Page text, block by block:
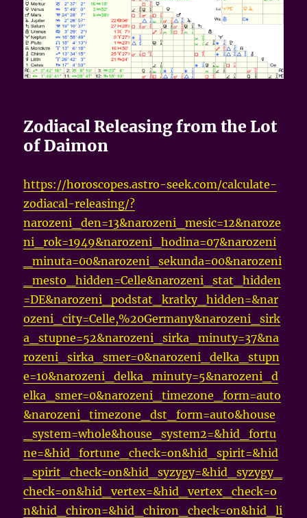
Zodiacal Releasing from the Lot
of Daimon
https://horoscopes.astro-seek.com/calculate-
zodiacal-releasing/?
narozeni_den=13&narozeni_mesic=12&naroze
ni_rok=1949&narozeni_hodina=07&narozeni
_minuta=00&narozeni_sekunda=00&narozeni
_mesto_hidden=Celle&narozeni_stat_hidden
=DE&narozeni_podstat_kratky_hidden=&nar
ozeni_city=Celle,%20Germany&narozeni_sirk
a_stupne=52&narozeni_sirka_minuty=37&na
rozeni_sirka_smer=0&narozeni_delka_stupn
e=10&narozeni_delka_minuty=5&narozeni_d
elka_smer=0&narozeni_timezone_form=auto
&narozeni_timezone_dst_form=auto&house
_system=whole&house_system2=&hid_fortu
ne=&hid_fortune_check=on&hid_spirit=&hid
_spirit_check=on&hid_syzygy=&hid_syzygy_
check=on&hid_vertex=&hid_vertex_check=o
n&hid_chiron=&hid_chiron_check=on&hid_li